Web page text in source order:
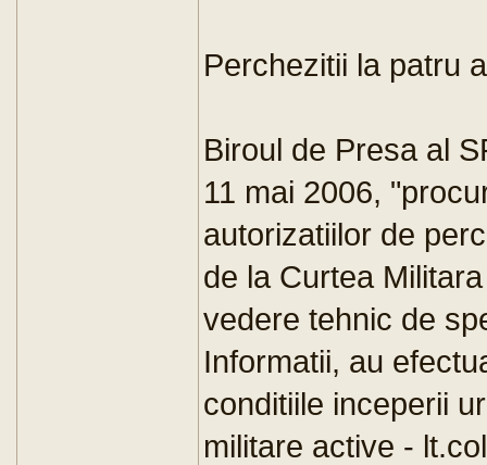
Perchezitii la patru
Biroul de Presa al
11 mai 2006,
autorizatiilor de
de la Curtea
vedere tehnic de
Informatii, au
conditiile inceperii
militare active -